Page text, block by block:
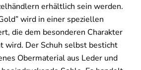
erhältlich sein werden.
wird in einer speziellen
die dem besonderen Charakter
wird. Der Schuh selbst besticht
Obermaterial aus Leder und